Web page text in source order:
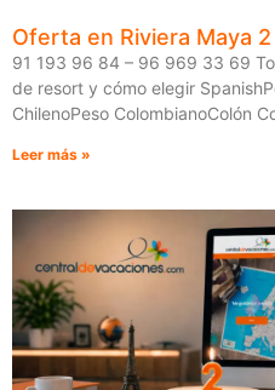
Oferta en Riviera Maya 2
91 193 96 84 – 96 969 33 69
de resort y cómo elegir
ChilenoPeso ColombianoColón
Leer más »